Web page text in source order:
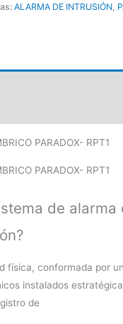
ALARMA DE INTRUSIÓN
PARADOX- RPT1
PARADOX- RPT1
de alarma
física, conformada por
instalados
de